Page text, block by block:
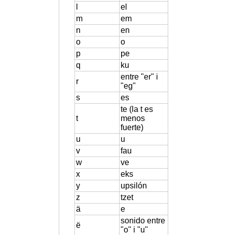
el
m
em
n
en
o
o
p
pe
q
ku
r
entre "er" i
"eg"
s
es
t
te (la t es
menos
fuerte)
u
u
v
fau
w
ve
x
eks
y
upsilón
z
tzet
ä
e
ë
sonido entre
"o" i "u"